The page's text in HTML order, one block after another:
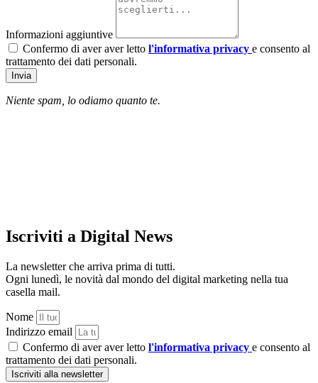
Informazioni aggiuntive
Confermo di aver aver letto l'informativa privacy e consento al
trattamento dei dati personali.
Invia
Niente spam, lo odiamo quanto te.
Iscriviti a Digital News
La newsletter che arriva prima di tutti.
Ogni lunedì, le novità dal mondo del digital marketing nella tua
casella mail.
Nome
Indirizzo email
Confermo di aver aver letto l'informativa privacy e consento al
trattamento dei dati personali.
Iscriviti alla newsletter